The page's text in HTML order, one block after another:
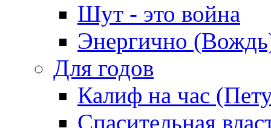
Шут - это война
Энергично
Для годов
Калиф на час
Спасительная